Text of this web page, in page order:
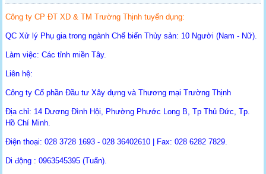
Công ty CP ĐT XD & TM Trường Thịnh tuyển dụng:
QC Xử lý Phụ gia trong ngành Chế biến Thủy sản: 10 Người (Nam - Nữ).
Làm việc: Các tỉnh miền Tây.
Liên hệ:
Công ty Cổ phần Đầu tư Xây dựng và Thương mại Trường Thịnh
Địa chỉ: 14 Dương Đình Hội, Phường Phước Long B, Tp Thủ Đức, Tp.
Hồ Chí Minh.
Điện thoại: 028 3728 1693 - 028 36402610 | Fax: 028 6282 7829.
Di động : 0963545395 (Tuấn).